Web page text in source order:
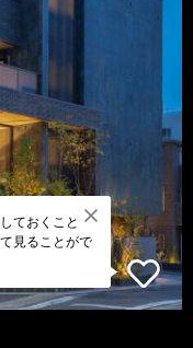
ておくこと
見ることがで